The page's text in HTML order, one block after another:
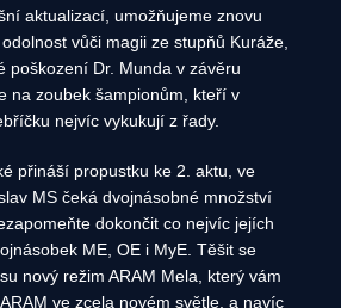
aktualizací, umožňujeme znovu
vůči magii ze stupňů Kuráže,
poškození Dr. Munda v závěru
na zoubek šampionům, kteří v
nejvíc vykukují z řady.
přináší propustku ke 2. aktu, ve
MS čeká dvojnásobné množství
dokončit co nejvíc jejích
ME, OE i MyE. Těšit se
nový režim ARAM Mela, který vám
ve zcela novém světle, a navíc